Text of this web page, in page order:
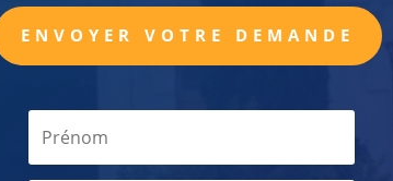
ENVOYER VOTRE DEMANDE